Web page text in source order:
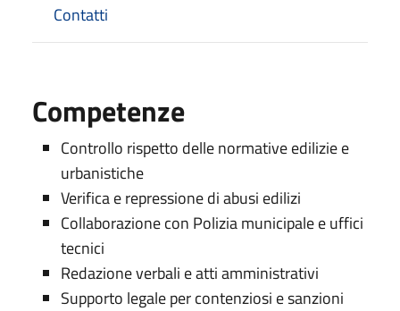
Contatti
Competenze
Controllo rispetto delle normative edilizie e
urbanistiche
Verifica e repressione di abusi edilizi
Collaborazione con Polizia municipale e uffici
tecnici
Redazione verbali e atti amministrativi
Supporto legale per contenziosi e sanzioni